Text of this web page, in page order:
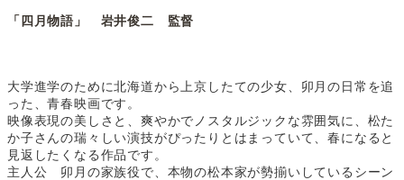
「四月物語」 岩井俊二 監督
大学進学のために北海道から上京したての少女、卯月の日常を追
った、青春映画です。
映像表現の美しさと、爽やかでノスタルジックな雰囲気に、松た
か子さんの瑞々しい演技がぴったりとはまっていて、春になると
見返したくなる作品です。
主人公 卯月の家族役で、本物の松本家が勢揃いしているシーン